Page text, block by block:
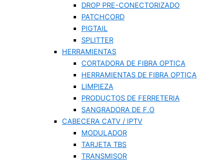
DROP PRE-CONECTORIZADO
PATCHCORD
PIGTAIL
SPLITTER
HERRAMIENTAS
CORTADORA DE FIBRA OPTICA
HERRAMIENTAS DE FIBRA OPTICA
LIMPIEZA
PRODUCTOS DE FERRETERIA
SANGRADORA DE F.O
CABECERA CATV / IPTV
MODULADOR
TARJETA TBS
TRANSMISOR